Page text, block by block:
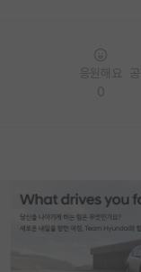
커리어
유학교육